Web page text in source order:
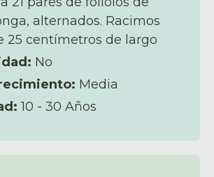
alternados. Racimos
25 centímetros de largo
No
Media
10 - 30 Años